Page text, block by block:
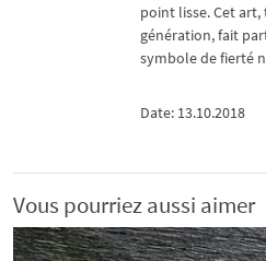
point lisse. Cet
génération, fait
symbole de fierté
Date: 13.10.2018
Vous pourriez aussi aimer